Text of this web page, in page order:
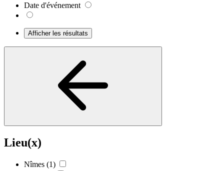
Date d'événement
Afficher les résultats
Lieu(x)
Nîmes (1)